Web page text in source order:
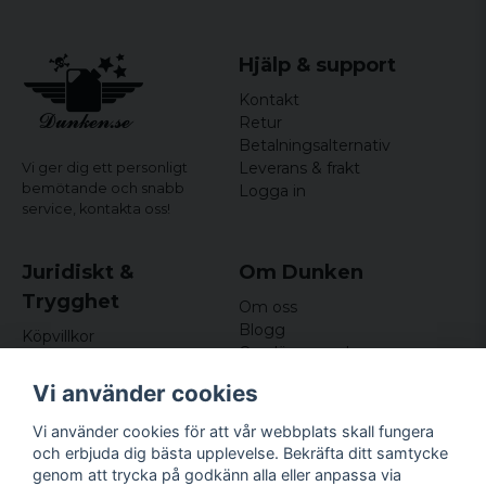
hållare
Två avtagbara Molle-fästband på baksidan
Vi ger dig ett personligt
bemötande och snabb
service, kontakta oss!
Hjälp & support
Kontakt
Retur
Betalningsalternativ
Leverans & frakt
Logga in
Juridiskt &
Trygghet
Köpvillkor
Om cookies
Om Dunken
Om oss
Blogg
Omdömen och
Nyhetsbrev
Kundklubb
Företagsuppgifter
Vi använder cookies
Vi använder cookies för att vår webbplats skall fungera
och erbjuda dig bästa upplevelse. Bekräfta ditt samtycke
genom att trycka på godkänn alla eller anpassa via